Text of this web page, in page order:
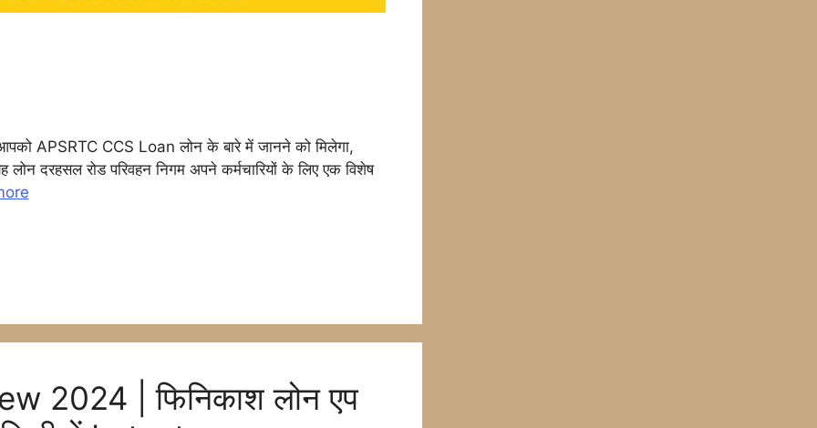
APSRTC CCS Loan लोन के बारे में जानने को मिलेगा,
दरहसल रोड परिवहन निगम अपने कर्मचारियों के लिए एक विशेष
2024 | फिनिकाश लोन एप